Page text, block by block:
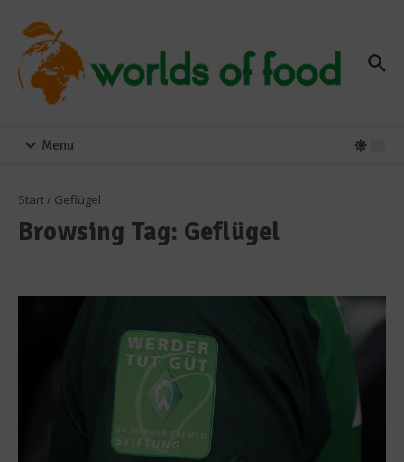
Menu
Start/ Geflügel
Browsing Tag: Geflügel